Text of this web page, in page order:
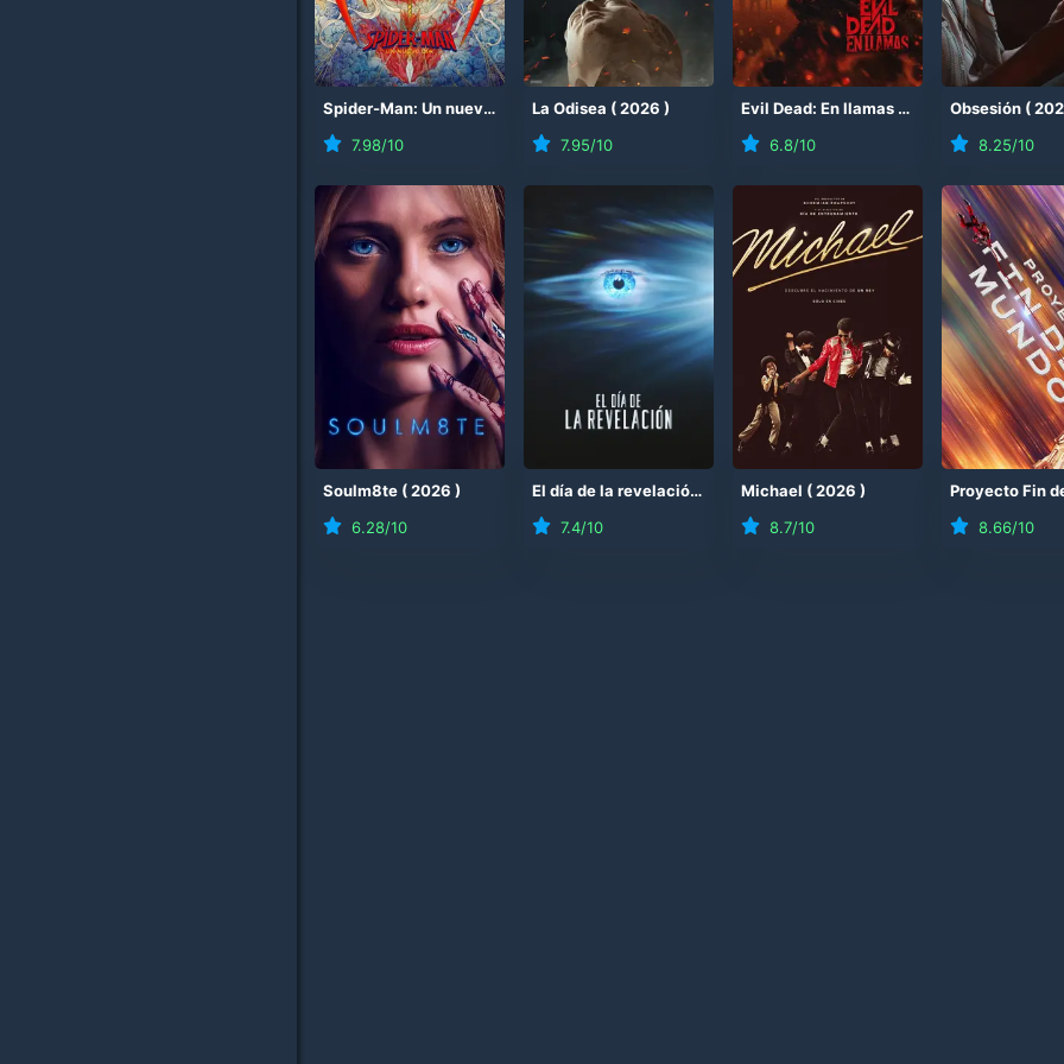
Spider-Man: Un nuevo día (2026)
7.98/10
La Odisea (2026 )
7.95/10
Evil Dead: En llamas (2026
)
6.8/10
Obsesión (
8.25/10
Soulm8te (2026 )
6.28/10
El día de la revelación 2026)
7.4/10
Michael (2026 )
8.7/10 8.66/10